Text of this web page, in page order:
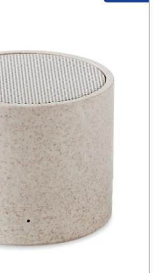
en fonction de votre humeur.
station d’accueil de charge rapide